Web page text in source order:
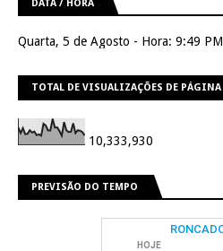
DATA / HORA
Quarta, 5 de Agosto - Hora: 9:49 PM
TOTAL DE VISUALIZAÇÕES DE PÁGINA
10,333,930
PREVISÃO DO TEMPO